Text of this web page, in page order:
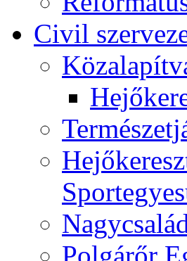
Civil